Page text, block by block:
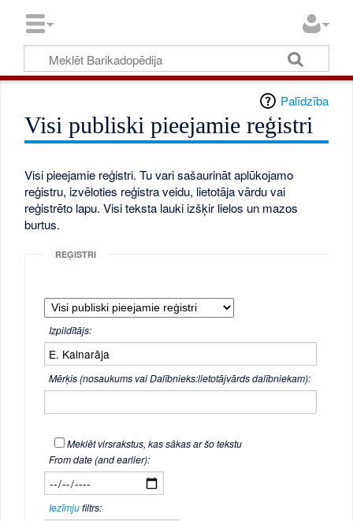
Palīdzība
Visi publiski pieejamie reģistri
Visi pieejamie reģistri. Tu vari sašaurināt aplūkojamo
reģistru, izvēloties reģistra veidu, lietotāja vārdu vai
reģistrēto lapu. Visi teksta lauki izšķir lielos un mazos
burtus.
REĢISTRI
Izpildītājs:
Mērķis (nosaukums vai Dalībnieks:lietotājvārds dalībniekam):
Meklēt virsrakstus, kas sākas ar šo tekstu
From date (and earlier):
Iezīmjufiltrs: